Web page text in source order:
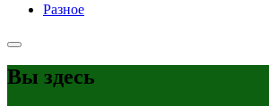
Разное
Вы здесь